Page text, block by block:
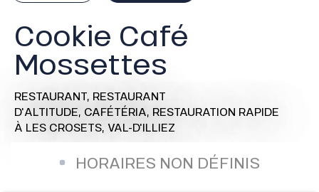
Cookie Café
Mossettes
RESTAURANT, RESTAURANT
D'ALTITUDE, CAFÉTÉRIA, RESTAURATION RAPIDE
À LES CROSETS, VAL-D'ILLIEZ
HORAIRES NON DÉFINIS